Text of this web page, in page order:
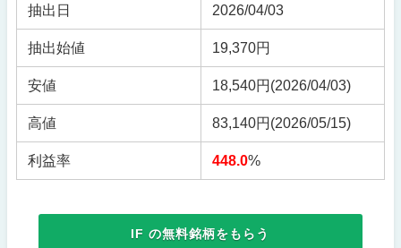
抽出日 2026/04/03
抽出始値 19,370円
安値 18,540円 (2026/04/03)
高値 83,140円 (2026/05/15)
利益率 448.0%
IF の無料銘柄をもらう